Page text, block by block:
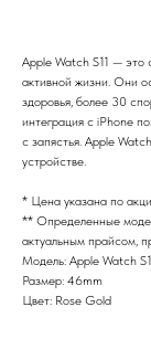
Apple Watch S11 — это
активной жизни. Они
здоровья, более 30
интеграция с iPhone
с запястья. Apple
устройстве.
* Цена указана по
** Определенные
актуальным прайсом,
Модель: Apple Watch
Размер: 46mm
Цвет: Rose Gold